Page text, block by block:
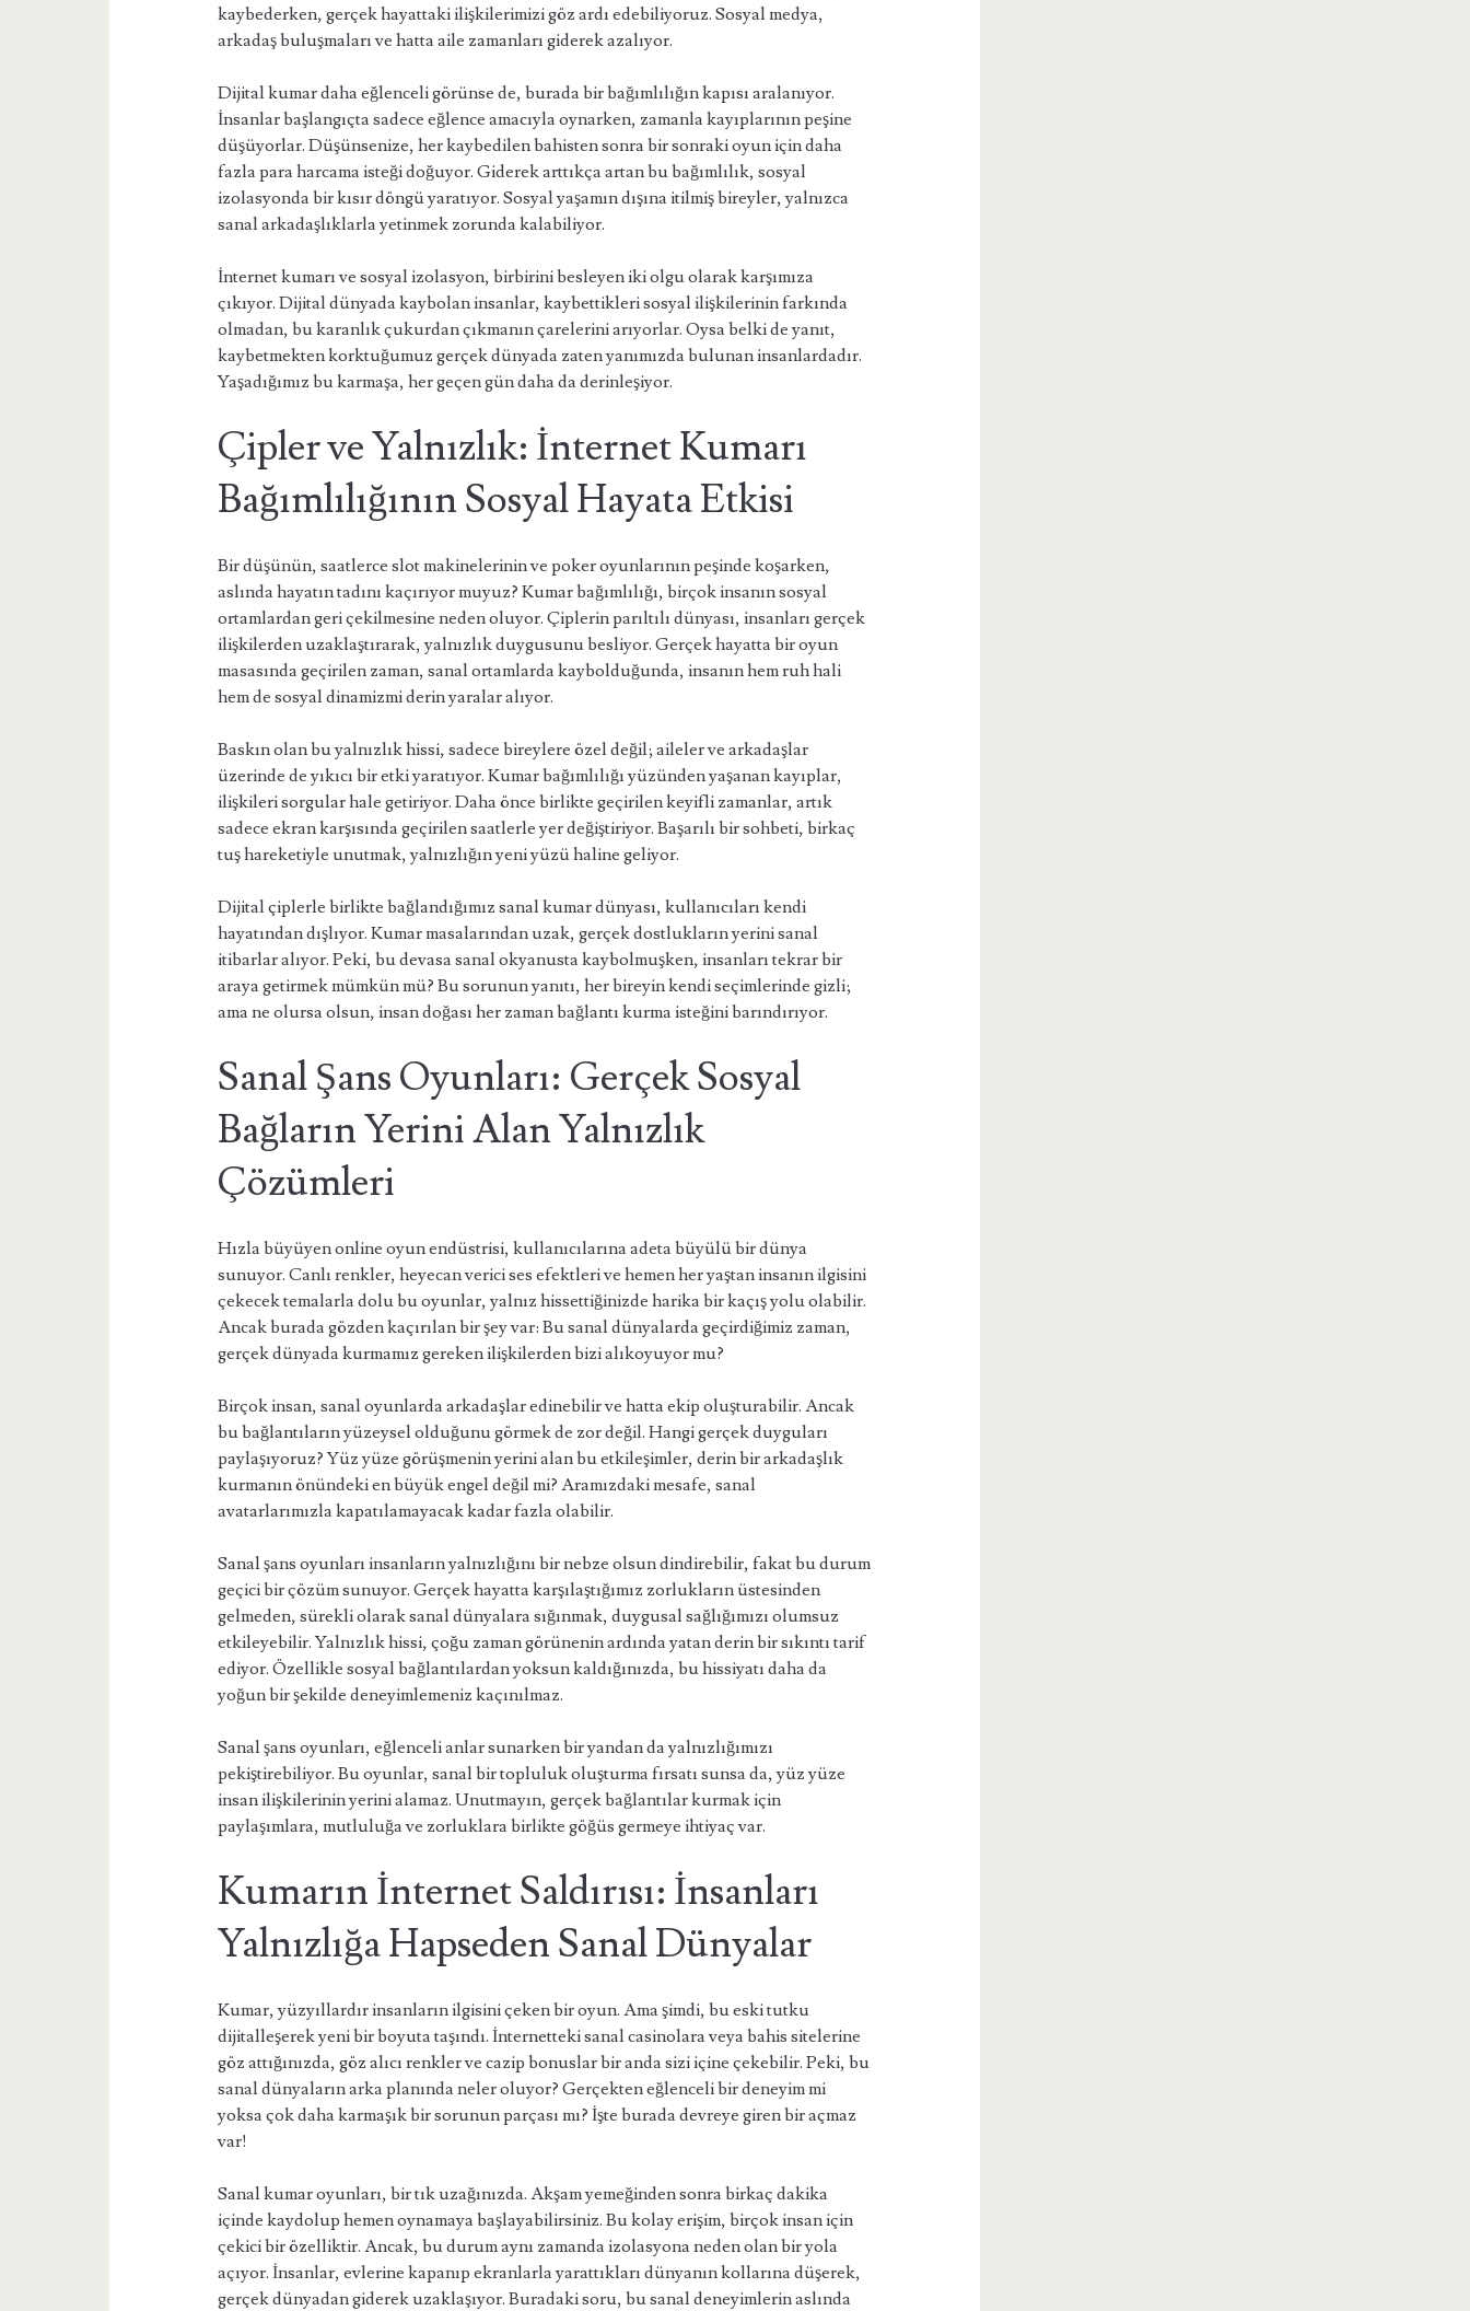
kaybederken, gerçek hayattaki ilişkilerimizi göz ardı edebiliyoruz. Sosyal medya,
arkadaş buluşmaları ve hatta aile zamanları giderek azalıyor.
Dijital kumar daha eğlenceli görünse de, burada bir bağımlılığın kapısı aralanıyor.
İnsanlar başlangıçta sadece eğlence amacıyla oynarken, zamanla kayıplarının peşine
düşüyorlar. Düşünsenize, her kaybedilen bahisten sonra bir sonraki oyun için daha
fazla para harcama isteği doğuyor. Giderek arttıkça artan bu bağımlılık, sosyal
izolasyonda bir kısır döngü yaratıyor. Sosyal yaşamın dışına itilmiş bireyler, yalnızca
sanal arkadaşlıklarla yetinmek zorunda kalabiliyor.
İnternet kumarı ve sosyal izolasyon, birbirini besleyen iki olgu olarak karşımıza
çıkıyor. Dijital dünyada kaybolan insanlar, kaybettikleri sosyal ilişkilerinin farkında
olmadan, bu karanlık çukurdan çıkmanın çarelerini arıyorlar. Oysa belki de yanıt,
kaybetmekten korktuğumuz gerçek dünyada zaten yanımızda bulunan insanlardadır.
Yaşadığımız bu karmaşa, her geçen gün daha da derinleşiyor.
Çipler ve Yalnızlık: İnternet Kumarı
Bağımlılığının Sosyal Hayata Etkisi
Bir düşünün, saatlerce slot makinelerinin ve poker oyunlarının peşinde koşarken,
aslında hayatın tadını kaçırıyor muyuz? Kumar bağımlılığı, birçok insanın sosyal
ortamlardan geri çekilmesine neden oluyor. Çiplerin parıltılı dünyası, insanları gerçek
ilişkilerden uzaklaştırarak, yalnızlık duygusunu besliyor. Gerçek hayatta bir oyun
masasında geçirilen zaman, sanal ortamlarda kaybolduğunda, insanın hem ruh hali
hem de sosyal dinamizmi derin yaralar alıyor.
Baskın olan bu yalnızlık hissi, sadece bireylere özel değil; aileler ve arkadaşlar
üzerinde de yıkıcı bir etki yaratıyor. Kumar bağımlılığı yüzünden yaşanan kayıplar,
ilişkileri sorgular hale getiriyor. Daha önce birlikte geçirilen keyifli zamanlar, artık
sadece ekran karşısında geçirilen saatlerle yer değiştiriyor. Başarılı bir sohbeti, birkaç
tuş hareketiyle unutmak, yalnızlığın yeni yüzü haline geliyor.
Dijital çiplerle birlikte bağlandığımız sanal kumar dünyası, kullanıcıları kendi
hayatından dışlıyor. Kumar masalarından uzak, gerçek dostlukların yerini sanal
itibarlar alıyor. Peki, bu devasa sanal okyanusta kaybolmuşken, insanları tekrar bir
araya getirmek mümkün mü? Bu sorunun yanıtı, her bireyin kendi seçimlerinde gizli;
ama ne olursa olsun, insan doğası her zaman bağlantı kurma isteğini barındırıyor.
Sanal Şans Oyunları: Gerçek Sosyal
Bağların Yerini Alan Yalnızlık
Çözümleri
Hızla büyüyen online oyun endüstrisi, kullanıcılarına adeta büyülü bir dünya
sunuyor. Canlı renkler, heyecan verici ses efektleri ve hemen her yaştan insanın ilgisini
çekecek temalarla dolu bu oyunlar, yalnız hissettiğinizde harika bir kaçış yolu olabilir.
Ancak burada gözden kaçırılan bir şey var: Bu sanal dünyalarda geçirdiğimiz zaman,
gerçek dünyada kurmamız gereken ilişkilerden bizi alıkoyuyor mu?
Birçok insan, sanal oyunlarda arkadaşlar edinebilir ve hatta ekip oluşturabilir. Ancak
bu bağlantıların yüzeysel olduğunu görmek de zor değil. Hangi gerçek duyguları
paylaşıyoruz? Yüz yüze görüşmenin yerini alan bu etkileşimler, derin bir arkadaşlık
kurmanın önündeki en büyük engel değil mi? Aramızdaki mesafe, sanal
avatarlarımızla kapatılamayacak kadar fazla olabilir.
Sanal şans oyunları insanların yalnızlığını bir nebze olsun dindirebilir, fakat bu durum
geçici bir çözüm sunuyor. Gerçek hayatta karşılaştığımız zorlukların üstesinden
gelmeden, sürekli olarak sanal dünyalara sığınmak, duygusal sağlığımızı olumsuz
etkileyebilir. Yalnızlık hissi, çoğu zaman görünenin ardında yatan derin bir sıkıntı tarif
ediyor. Özellikle sosyal bağlantılardan yoksun kaldığınızda, bu hissiyatı daha da
yoğun bir şekilde deneyimlemeniz kaçınılmaz.
Sanal şans oyunları, eğlenceli anlar sunarken bir yandan da yalnızlığımızı
pekiştirebiliyor. Bu oyunlar, sanal bir topluluk oluşturma fırsatı sunsa da, yüz yüze
insan ilişkilerinin yerini alamaz. Unutmayın, gerçek bağlantılar kurmak için
paylaşımlara, mutluluğa ve zorluklara birlikte göğüs germeye ihtiyaç var.
Kumarın İnternet Saldırısı: İnsanları
Yalnızlığa Hapseden Sanal Dünyalar
Kumar, yüzyıllardır insanların ilgisini çeken bir oyun. Ama şimdi, bu eski tutku
dijitalleşerek yeni bir boyuta taşındı. İnternetteki sanal casinolara veya bahis sitelerine
göz attığınızda, göz alıcı renkler ve cazip bonuslar bir anda sizi içine çekebilir. Peki, bu
sanal dünyaların arka planında neler oluyor? Gerçekten eğlenceli bir deneyim mi
yoksa çok daha karmaşık bir sorunun parçası mı? İşte burada devreye giren bir açmaz
var!
Sanal kumar oyunları, bir tık uzağınızda. Akşam yemeğinden sonra birkaç dakika
içinde kaydolup hemen oynamaya başlayabilirsiniz. Bu kolay erişim, birçok insan için
çekici bir özelliktir. Ancak, bu durum aynı zamanda izolasyona neden olan bir yola
açıyor. İnsanlar, evlerine kapanıp ekranlarla yarattıkları dünyanın kollarına düşerek,
gerçek dünyadan giderek uzaklaşıyor. Buradaki soru, bu sanal deneyimlerin aslında